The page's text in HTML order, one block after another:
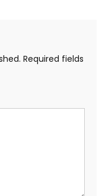
Required fields